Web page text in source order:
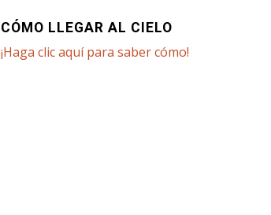
CÓMO LLEGAR AL CIELO
¡Haga clic aquí para saber cómo!